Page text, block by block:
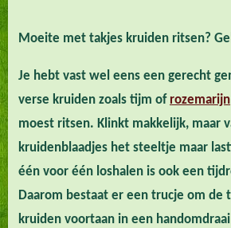
Moeite met takjes kruiden ritsen?
Je hebt vast wel eens een gerecht
verse kruiden zoals tijm of rozemarijn
moest ritsen. Klinkt makkelijk, maar
kruidenblaadjes het steeltje maar
één voor één loshalen is ook een
Daarom bestaat er een trucje om de
kruiden voortaan in een